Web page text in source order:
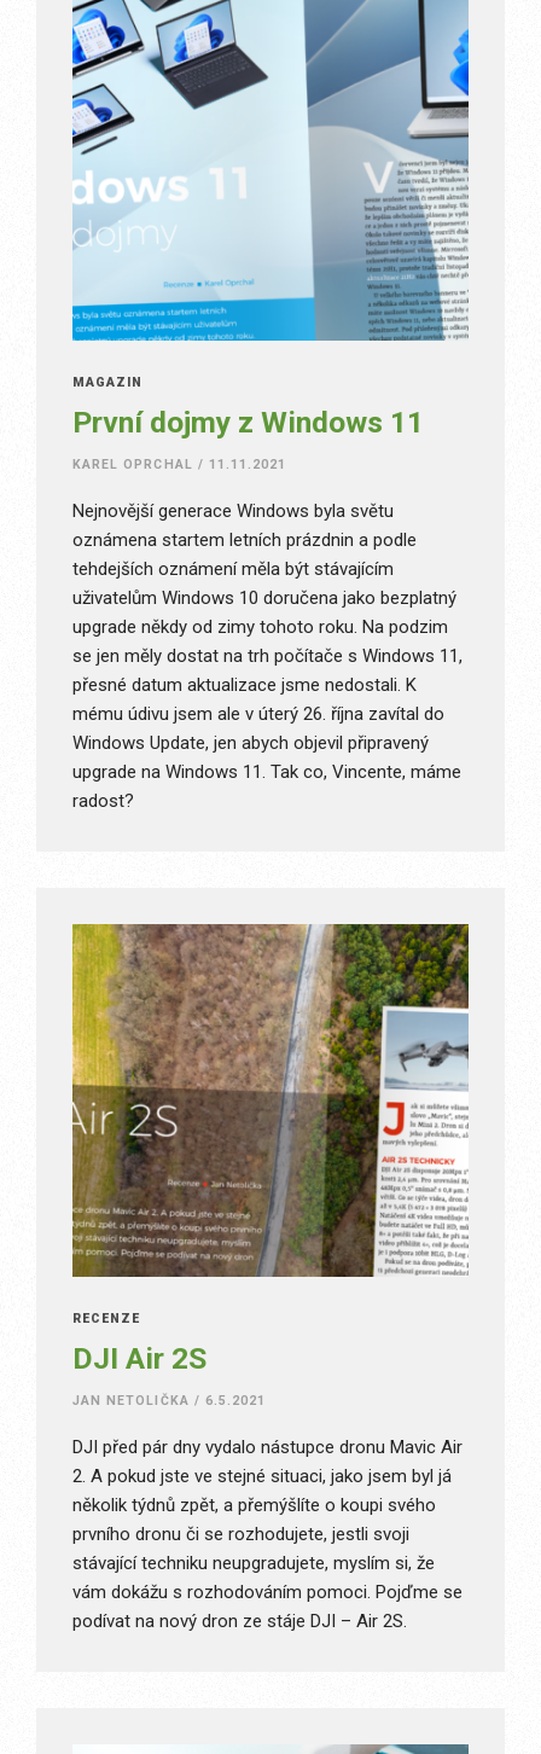
MAGAZÍN
První dojmy z Windows 11
KAREL OPRCHAL / 11.11.2021
Nejnovější generace Windows byla světu
oznámena startem letních prázdnin a podle
tehdejších oznámení měla být stávajícím
uživatelům Windows 10 doručena jako bezplatný
upgrade někdy od zimy tohoto roku. Na podzim
se jen měly dostat na trh počítače s Windows 11,
přesné datum aktualizace jsme nedostali. K
mému údivu jsem ale v úterý 26. října zavítal do
Windows Update, jen abych objevil připravený
upgrade na Windows 11. Tak co, Vincente, máme
radost?
RECENZE
DJI Air 2S
JAN NETOLIČKA / 6.5.2021
DJI před pár dny vydalo nástupce dronu Mavic Air
2. A pokud jste ve stejné situaci, jako jsem byl já
několik týdnů zpět, a přemýšlíte o koupi svého
prvního dronu či se rozhodujete, jestli svoji
stávající techniku neupgradujete, myslím si, že
vám dokážu s rozhodováním pomoci. Pojďme se
podívat na nový dron ze stáje DJI – Air 2S.